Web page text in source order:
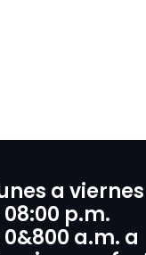
a
p.m.
a.m. a